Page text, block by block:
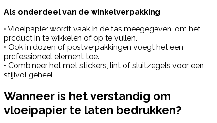
Als onderdeel van de winkelverpakking
• Vloeipapier wordt vaak in de tas meegegeven, om het
product in te wikkelen of op te vullen.
• Ook in dozen of postverpakkingen voegt het een
professioneel element toe.
• Combineer het met stickers, lint of sluitzegels voor een
stijlvol geheel.
Wanneer is het verstandig om
vloeipapier te laten bedrukken?